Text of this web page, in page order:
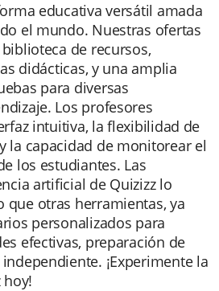
educativa versátil amada
el mundo. Nuestras ofertas
de recursos,
didácticas, y una amplia
para diversas
Los profesores
intuitiva, la flexibilidad de
la capacidad de monitorear el
los estudiantes. Las
artificial de Quizizz lo
que otras herramientas, ya
personalizados para
efectivas, preparación de
¡Experimente la
hoy!